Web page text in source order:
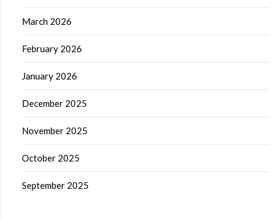
March 2026
February 2026
January 2026
December 2025
November 2025
October 2025
September 2025